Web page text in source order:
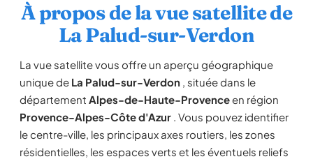
À propos de la vue satellite de
La Palud-sur-Verdon
La vue satellite vous offre un aperçu géographique
unique de La Palud-sur-Verdon , située dans le
département Alpes-de-Haute-Provenceen région
Provence-Alpes-Côte d'Azur . Vous pouvez identifier
le centre-ville, les principaux axes routiers, les zones
résidentielles, les espaces verts et les éventuels reliefs